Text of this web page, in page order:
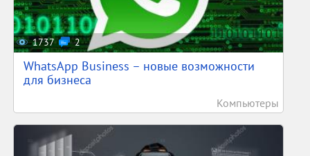
1737 2
WhatsApp Business – новые возможности
для бизнеса
Компьютеры